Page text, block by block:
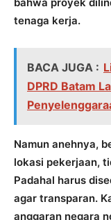
tenaga kerja.
BACA JUGA :
DPRD Batam
Namun anehnya,
lokasi pekerjaan,
Padahal harus
agar transparan.
anggaran negara